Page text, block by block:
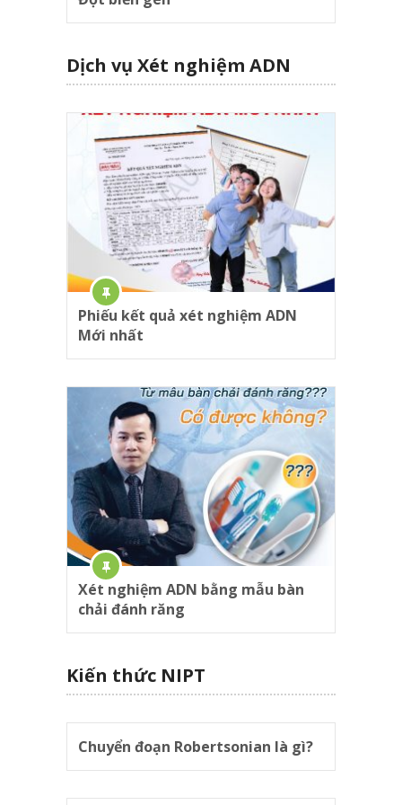
Dịch vụ Xét nghiệm ADN
Phiếu kết quả xét nghiệm ADN
Mới nhất
Xét nghiệm ADN bằng mẫu bàn
chải đánh răng
Kiến thức NIPT
Chuyển đoạn Robertsonian là gì?